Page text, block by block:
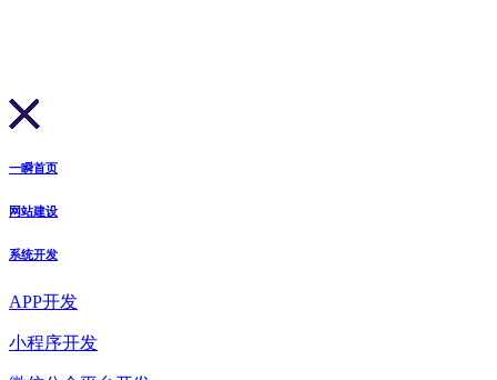
一瞬首页
网站建设
系统开发
APP开发
小程序开发